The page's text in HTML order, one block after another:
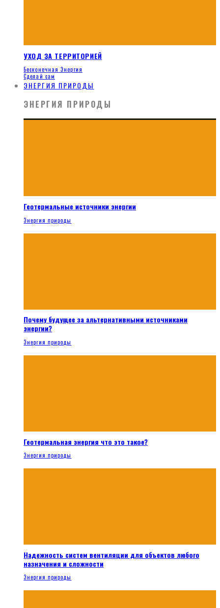
УХОД ЗА ТЕРРИТОРИЕЙ
Бесконечная Энергия
Сделай сам
ЭНЕРГИЯ ПРИРОДЫ
ЭНЕРГИЯ ПРИРОДЫ
Геотермальные источники энергии
Энергия природы
Почему будущее за альтернативными источниками
энергии?
Энергия природы
Геотермальная энергия что это такое?
Энергия природы
Надежность систем вентиляции для объектов любого
назначения и сложности
Энергия природы